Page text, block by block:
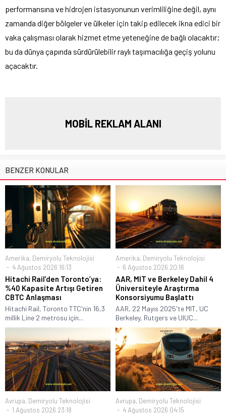
performansına ve hidrojen istasyonunun verimliliğine değil, aynı
zamanda diğer bölgeler ve ülkeler için takip edilecek ikna edici bir
vaka çalışması olarak hizmet etme yeteneğine de bağlı olacaktır;
bu da dünya çapında sürdürülebilir raylı taşımacılığa geçiş yolunu
açacaktır.
MOBİL REKLAM ALANI
BENZER KONULAR
Amerika, Demiryolu Teknolojisi
4 Ağustos 2026 16:13
Hitachi Rail’den Toronto’ya:
%40 Kapasite Artışı Getiren
CBTC Anlaşması
Hitachi Rail, Toronto TTC'nin 16,3
millik Line 2 metrosu için...
Amerika, Demiryolu Teknolojisi
6 Ağustos 2026 20:16
AAR, MIT ve Berkeley Dahil 4
Üniversiteyle Araştırma
Konsorsiyumu Başlattı
AAR, 22 Mayıs 2025'te MIT, UC
Berkeley, Rutgers ve UIUC...
Avrupa, Demiryolu Teknolojisi
1 Ağustos 2026 23:18
Avrupa, Demiryolu Teknolojisi
4 Ağustos 2026 04:15